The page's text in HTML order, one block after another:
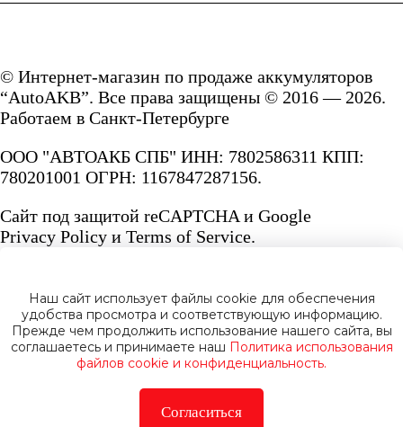
© Интернет-магазин по продаже аккумуляторов
“AutoAKB”. Все права защищены © 2016 — 2026.
Работаем в Санкт-Петербурге
ООО "АВТОАКБ СПБ" ИНН: 7802586311 КПП:
780201001 ОГРН: 1167847287156.
Сайт под защитой reCAPTCHA и Google
Privacy Policy и Terms of Service.
Политика конфиденциальности
Наш сайт использует файлы cookie для обеспечения
удобства просмотра и соответствующую информацию.
Прежде чем продолжить использование нашего сайта, вы
соглашаетесь и принимаете наш Политика использования
файлов cookie и конфиденциальность.
Согласиться